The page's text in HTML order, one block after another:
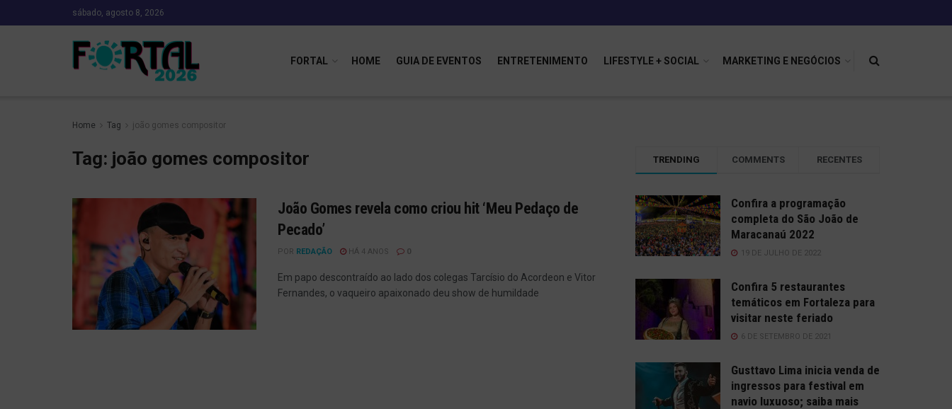
sábado, agosto 8, 2026
FORTAL HOME GUIA DE EVENTOS ENTRETENIMENTO LIFESTYLE + SOCIAL MARKETING E NEGÓCIOS
Home Tag joão gomes compositor
Tag: joão gomes compositor
João Gomes revela como criou hit ‘Meu Pedaço de
Pecado’
POR REDAÇÃO HÁ 4 ANOS 0
Em papo descontraído ao lado dos colegas Tarcísio do Acordeon e Vitor
Fernandes, o vaqueiro apaixonado deu show de humildade
TRENDING COMMENTS RECENTES
Confira a programação
completa do São João de
Maracanaú 2022
19 DE JULHO DE 2022
Confira 5 restaurantes
temáticos em Fortaleza para
visitar neste feriado
6 DE SETEMBRO DE 2021
Gusttavo Lima inicia venda de
ingressos para festival em
navio luxuoso; saiba mais